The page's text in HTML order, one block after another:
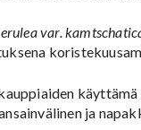
var.
ja